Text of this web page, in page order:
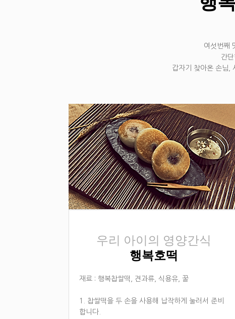
여섯번째
간
갑자기 찾아온 손님,
우리 아이의 영양간식
행복호떡
재료 : 행복찹쌀떡, 견과류, 식용유, 꿀
1. 찹쌀떡을 두 손을 사용해 납작하게 눌러서 준비
합니다.